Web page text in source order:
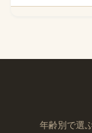
年齢別で選